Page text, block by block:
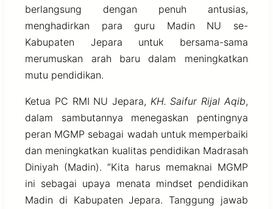
berlangsung dengan penuh antusias,
menghadirkan para guru Madin NU se-
Kabupaten Jepara untuk bersama-sama
merumuskan arah baru dalam meningkatkan
mutu pendidikan.
Ketua PC RMI NU Jepara, KH. Saifur Rijal Aqib,
dalam sambutannya menegaskan pentingnya
peran MGMP sebagai wadah untuk memperbaiki
dan meningkatkan kualitas pendidikan Madrasah
Diniyah (Madin). “Kita harus memaknai MGMP
ini sebagai upaya menata mindset pendidikan
Madin di Kabupaten Jepara. Tanggung jawab